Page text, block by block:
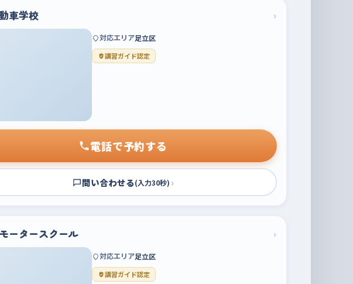
車学校 ›
対応エリア足立区
講習ガイド認定
電話で予約する
問い合わせる(入力30秒) ›
ータースクール ›
対応エリア足立区
講習ガイド認定